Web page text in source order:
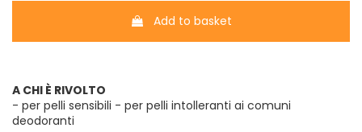
Add to basket
A CHI È RIVOLTO
- per pelli sensibili - per pelli intolleranti ai comuni
deodoranti